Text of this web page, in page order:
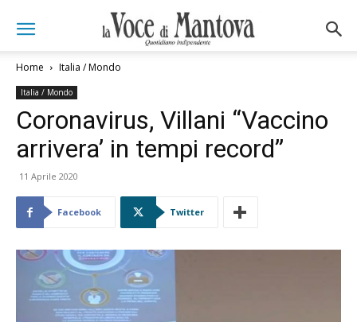
Home Italia / Mondo
Italia / Mondo
Coronavirus, Villani “Vaccino
arrivera’ in tempi record”
11 Aprile 2020
Facebook Twitter